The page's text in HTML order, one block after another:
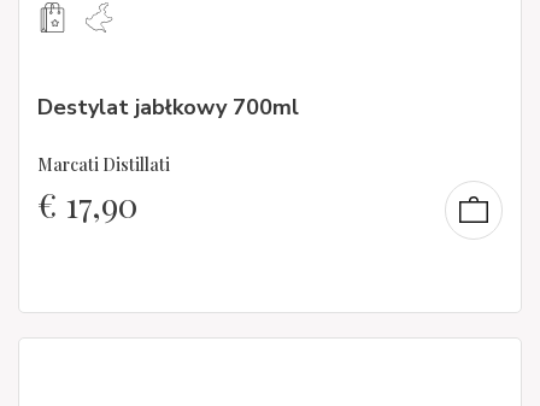
Destylat jabłkowy 700ml
Marcati Distillati
€ 17,90